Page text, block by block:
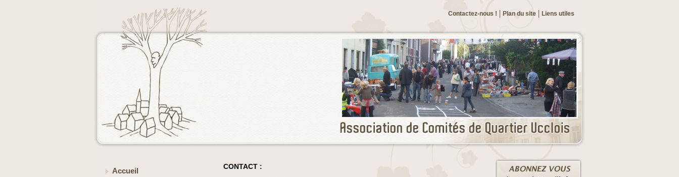
Liens utiles
Plan du site
Contactez-nous !
Accueil
CONTACT :